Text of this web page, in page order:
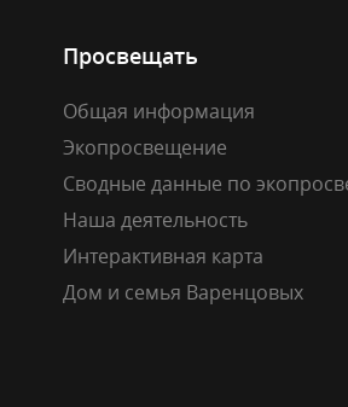
Просвещать
Общая информация
Экопросвещение
Сводные данные по
Наша деятельность
Интерактивная карта
Дом и семья Варенцовых